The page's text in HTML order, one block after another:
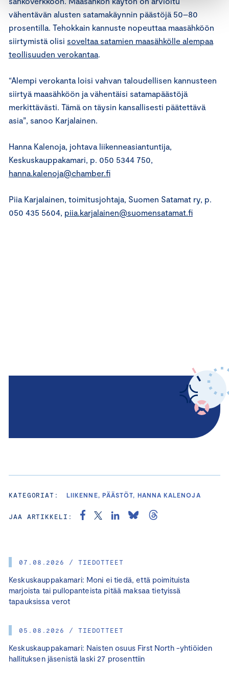
07.08.2026 / TIEDOTTEET
Keskuskauppakamari: Moni ei tiedä, että poimituista
marjoista tai pullopanteista pitää maksaa tietyissä
tapauksissa verot
05.08.2026 / TIEDOTTEET
Keskuskauppakamari: Naisten osuus First North -yhtiöiden
hallituksen jäsenistä laski 27 prosenttiin
vähentävän alusten satamakäynnin päästöjä 50–80
prosentilla. Tehokkain kannuste nopeuttaa maasähköön
siirtymistä olisi soveltaa satamien maasähkölle alempaa
teollisuuden verokantaa.
“Alempi verokanta loisi vahvan taloudellisen kannusteen
siirtyä maasähköön ja vähentäisi satamapäästöjä
merkittävästi. Tämä on täysin kansallisesti päätettävä
asia”, sanoo Karjalainen.
Hanna Kalenoja, johtava liikenneasiantuntija,
Keskuskauppakamari, p. 050 5344 750,
hanna.kalenoja@chamber.fi
Piia Karjalainen, toimitusjohtaja, Suomen Satamat ry, p.
050 435 5604, piia.karjalainen@suomensatamat.fi
KATEGORIAT: LIIKENNE, PÄÄSTÖT, HANNA KALENOJA
JAA ARTIKKELI: